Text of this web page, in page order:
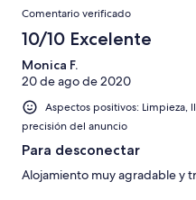
Comentario verificado
10/10 Excelente
Monica F.
20 de ago de 2020
Aspectos positivos: Limpieza,
precisión del anuncio
Para desconectar
Alojamiento muy agradable y